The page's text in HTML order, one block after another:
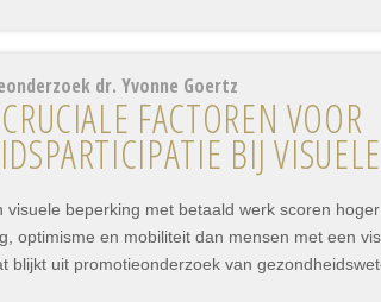
dr. Yvonne Goertz
FACTOREN VOOR
BIJ
visuele beperking met betaald werk scoren
optimisme en mobiliteit dan mensen met een
blijkt uit promotieonderzoek van